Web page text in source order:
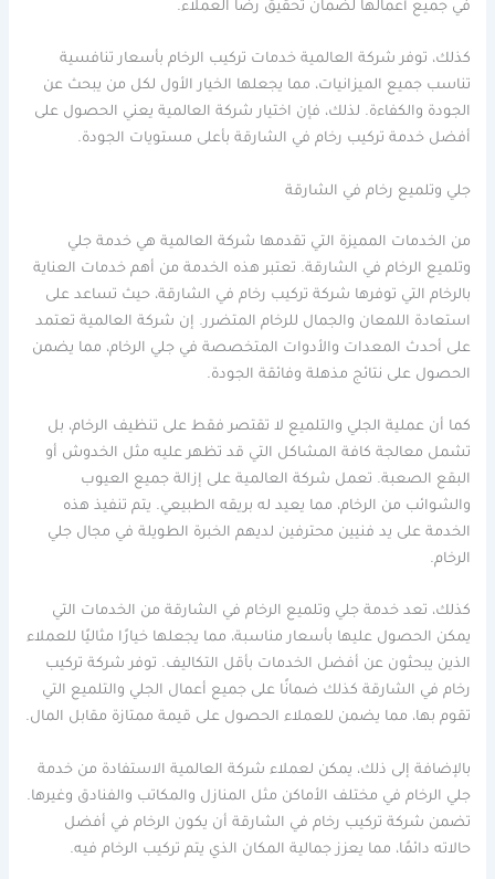
في جميع أعمالها لضمان تحقيق رضا العملاء.
كذلك، توفر شركة العالمية خدمات تركيب الرخام بأسعار تنافسية
تناسب جميع الميزانيات، مما يجعلها الخيار الأول لكل من يبحث عن
الجودة والكفاءة. لذلك، فإن اختيار شركة العالمية يعني الحصول على
أفضل خدمة تركيب رخام في الشارقة بأعلى مستويات الجودة.
جلي وتلميع رخام في الشارقة
من الخدمات المميزة التي تقدمها شركة العالمية هي خدمة جلي
وتلميع الرخام في الشارقة. تعتبر هذه الخدمة من أهم خدمات العناية
بالرخام التي توفرها شركة تركيب رخام في الشارقة، حيث تساعد على
استعادة اللمعان والجمال للرخام المتضرر. إن شركة العالمية تعتمد
على أحدث المعدات والأدوات المتخصصة في جلي الرخام، مما يضمن
الحصول على نتائج مذهلة وفائقة الجودة.
كما أن عملية الجلي والتلميع لا تقتصر فقط على تنظيف الرخام، بل
تشمل معالجة كافة المشاكل التي قد تظهر عليه مثل الخدوش أو
البقع الصعبة. تعمل شركة العالمية على إزالة جميع العيوب
والشوائب من الرخام، مما يعيد له بريقه الطبيعي. يتم تنفيذ هذه
الخدمة على يد فنيين محترفين لديهم الخبرة الطويلة في مجال جلي
الرخام.
كذلك، تعد خدمة جلي وتلميع الرخام في الشارقة من الخدمات التي
يمكن الحصول عليها بأسعار مناسبة، مما يجعلها خيارًا مثاليًا للعملاء
الذين يبحثون عن أفضل الخدمات بأقل التكاليف. توفر شركة تركيب
رخام في الشارقة كذلك ضمانًا على جميع أعمال الجلي والتلميع التي
تقوم بها، مما يضمن للعملاء الحصول على قيمة ممتازة مقابل المال.
بالإضافة إلى ذلك، يمكن لعملاء شركة العالمية الاستفادة من خدمة
جلي الرخام في مختلف الأماكن مثل المنازل والمكاتب والفنادق وغيرها.
تضمن شركة تركيب رخام في الشارقة أن يكون الرخام في أفضل
حالاته دائمًا، مما يعزز جمالية المكان الذي يتم تركيب الرخام فيه.